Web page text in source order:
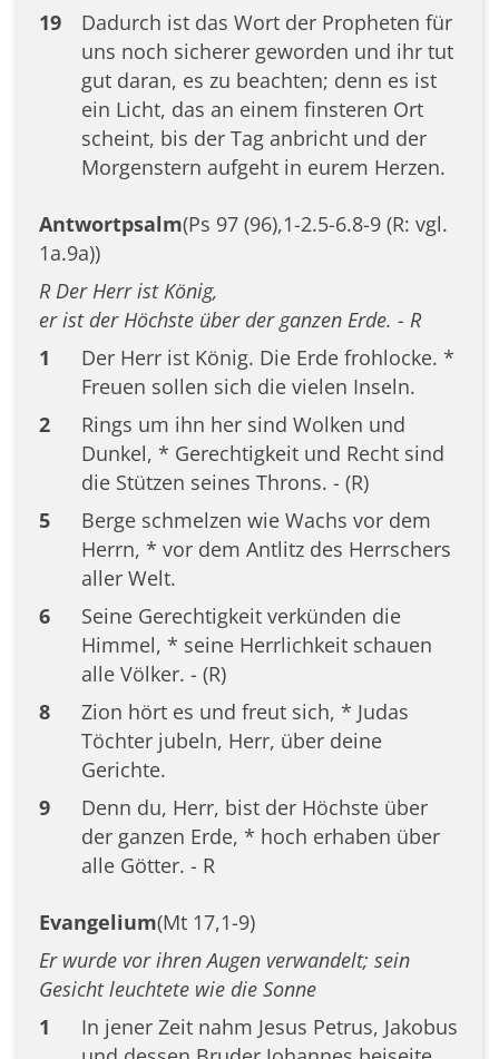
19
Dadurch ist das Wort der Propheten für
uns noch sicherer geworden und ihr tut
gut daran, es zu beachten; denn es ist
ein Licht, das an einem finsteren Ort
scheint, bis der Tag anbricht und der
Morgenstern aufgeht in eurem Herzen.
Antwortpsalm(Ps 97 (96),1-2.5-6.8-9 (R: vgl.
1a.9a))
R Der Herr ist König,
er ist der Höchste über der ganzen Erde. - R
1
Der Herr ist König. Die Erde frohlocke. *
Freuen sollen sich die vielen Inseln.
2
Rings um ihn her sind Wolken und
Dunkel, * Gerechtigkeit und Recht sind
die Stützen seines Throns. - (R)
5
Berge schmelzen wie Wachs vor dem
Herrn, * vor dem Antlitz des Herrschers
aller Welt.
6
Seine Gerechtigkeit verkünden die
Himmel, * seine Herrlichkeit schauen
alle Völker. - (R)
8
Zion hört es und freut sich, * Judas
Töchter jubeln, Herr, über deine
Gerichte.
9
Denn du, Herr, bist der Höchste über
der ganzen Erde, * hoch erhaben über
alle Götter. - R
Evangelium(Mt 17,1-9)
Er wurde vor ihren Augen verwandelt; sein
Gesicht leuchtete wie die Sonne
1
In jener Zeit nahm Jesus Petrus, Jakobus